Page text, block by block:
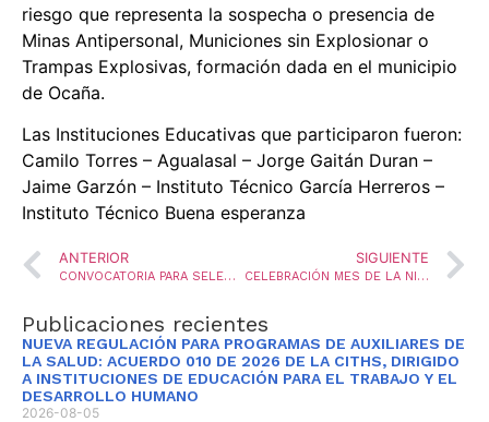
riesgo que representa la sospecha o presencia de
Minas Antipersonal, Municiones sin Explosionar o
Trampas Explosivas, formación dada en el municipio
de Ocaña.
Las Instituciones Educativas que participaron fueron:
Camilo Torres – Agualasal – Jorge Gaitán Duran –
Jaime Garzón – Instituto Técnico García Herreros –
Instituto Técnico Buena esperanza
ANTERIOR
CONVOCATORIA PARA SELECCIÓN DE DOCENTES EN COMISIÓN DE SERVICIO COMO DOCENTE TUTOR AL PROGRAMA DE TUTORIAS PARA EL APRENDIZAJE Y LA FORMACIÓN INTEGRAL PTA/FI 3.0
SIGUIENTE
CELEBRACIÓN MES DE LA NIÑEZ
Publicaciones recientes
NUEVA REGULACIÓN PARA PROGRAMAS DE AUXILIARES DE
LA SALUD: ACUERDO 010 DE 2026 DE LA CITHS, DIRIGIDO
A INSTITUCIONES DE EDUCACIÓN PARA EL TRABAJO Y EL
DESARROLLO HUMANO
2026-08-05